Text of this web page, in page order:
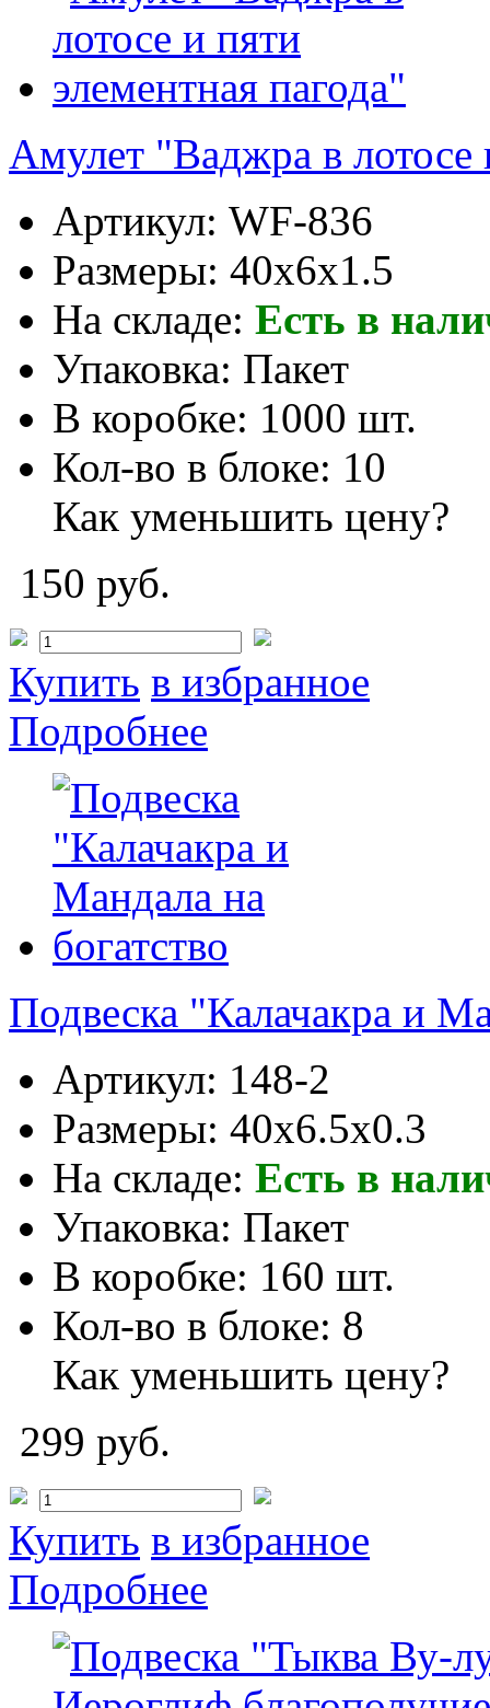
Амулет "Ваджра в лотосе
Артикул: WF-836
Размеры: 40x6x1.5
На складе: Есть в
Упаковка: Пакет
В коробке: 1000 шт.
Кол-во в блоке: 10
Как уменьшить цену?
150 руб.
Купить в избранное
Подробнее
Подвеска "Калачакра и
Артикул: 148-2
Размеры: 40x6.5x0.3
На складе: Есть в
Упаковка: Пакет
В коробке: 160 шт.
Кол-во в блоке: 8
Как уменьшить цену?
299 руб.
Купить в избранное
Подробнее